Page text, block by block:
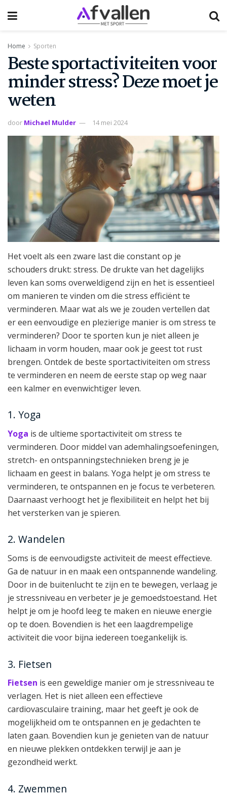
Home Sporten
Beste sportactiviteiten voor
minder stress? Deze moet je
weten
door Michael Mulder 14 mei 2024
Het voelt als een zware last die constant op je
schouders drukt: stress. De drukte van het dagelijks
leven kan soms overweldigend zijn en het is essentieel
om manieren te vinden om die stress efficiënt te
verminderen. Maar wat als we je zouden vertellen dat
er een eenvoudige en plezierige manier is om stress te
verminderen? Door te sporten kun je niet alleen je
lichaam in vorm houden, maar ook je geest tot rust
brengen. Ontdek de beste sportactiviteiten om stress
te verminderen en neem de eerste stap op weg naar
een kalmer en evenwichtiger leven.
1. Yoga
Yoga is de ultieme sportactiviteit om stress te
verminderen. Door middel van ademhalingsoefeningen,
stretch- en ontspanningstechnieken breng je je
lichaam en geest in balans. Yoga helpt je om stress te
verminderen, te ontspannen en je focus te verbeteren.
Daarnaast verhoogt het je flexibiliteit en helpt het bij
het versterken van je spieren.
2. Wandelen
Soms is de eenvoudigste activiteit de meest effectieve.
Ga de natuur in en maak een ontspannende wandeling.
Door in de buitenlucht te zijn en te bewegen, verlaag je
je stressniveau en verbeter je je gemoedstoestand. Het
helpt je om je hoofd leeg te maken en nieuwe energie
op te doen. Bovendien is het een laagdrempelige
activiteit die voor bijna iedereen toegankelijk is.
3. Fietsen
Fietsen is een geweldige manier om je stressniveau te
verlagen. Het is niet alleen een effectieve
cardiovasculaire training, maar het geeft je ook de
mogelijkheid om te ontspannen en je gedachten te
laten gaan. Bovendien kun je genieten van de natuur
en nieuwe plekken ontdekken terwijl je aan je
gezondheid werkt.
4. Zwemmen